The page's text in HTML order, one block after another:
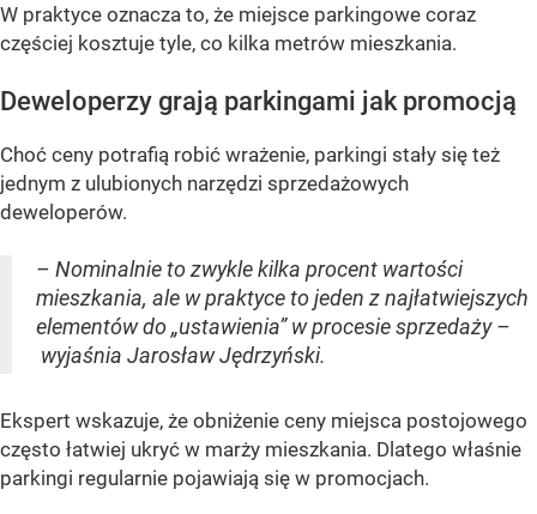
W praktyce oznacza to, że miejsce parkingowe coraz
częściej kosztuje tyle, co kilka metrów mieszkania.
Deweloperzy grają parkingami jak promocją
Choć ceny potrafią robić wrażenie, parkingi stały się też
jednym z ulubionych narzędzi sprzedażowych
deweloperów.
– Nominalnie to zwykle kilka procent wartości
mieszkania, ale w praktyce to jeden z najłatwiejszych
elementów do „ustawienia” w procesie sprzedaży –
wyjaśnia Jarosław Jędrzyński.
Ekspert wskazuje, że obniżenie ceny miejsca postojowego
często łatwiej ukryć w marży mieszkania. Dlatego właśnie
parkingi regularnie pojawiają się w promocjach.